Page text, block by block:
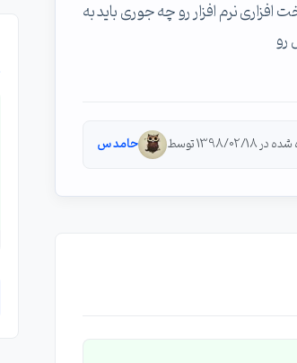
سرور 2019 نصب کردم. الان قفل سخت افزاری نرم افزار رو چه جوری باید به
رو
02/18 توسط حامد س